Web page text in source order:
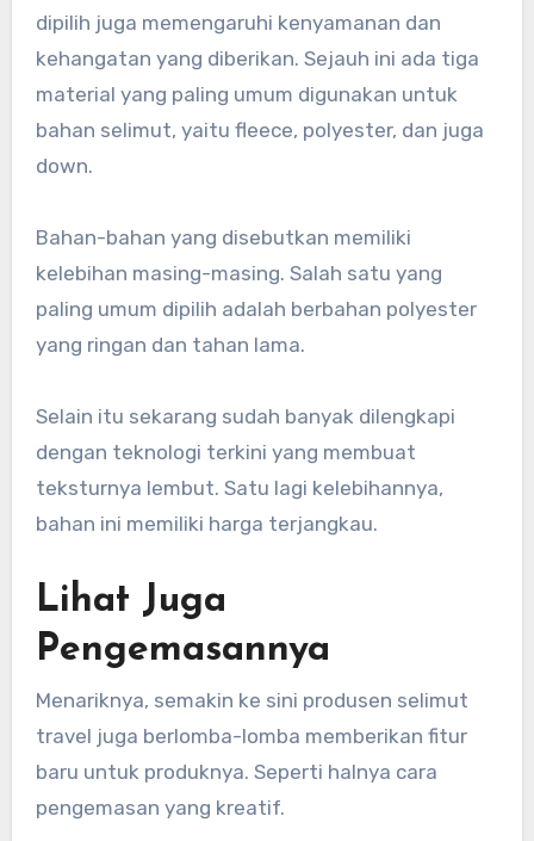
dipilih juga memengaruhi kenyamanan dan
kehangatan yang diberikan. Sejauh ini ada tiga
material yang paling umum digunakan untuk
bahan selimut, yaitu fleece, polyester, dan juga
down.
Bahan-bahan yang disebutkan memiliki
kelebihan masing-masing. Salah satu yang
paling umum dipilih adalah berbahan polyester
yang ringan dan tahan lama.
Selain itu sekarang sudah banyak dilengkapi
dengan teknologi terkini yang membuat
teksturnya lembut. Satu lagi kelebihannya,
bahan ini memiliki harga terjangkau.
Lihat Juga
Pengemasannya
Menariknya, semakin ke sini produsen selimut
travel juga berlomba-lomba memberikan fitur
baru untuk produknya. Seperti halnya cara
pengemasan yang kreatif.